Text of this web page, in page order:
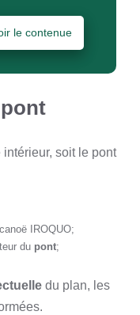
le contenue
soit le pont
canoë IROQUO;
du pont;
du plan, les